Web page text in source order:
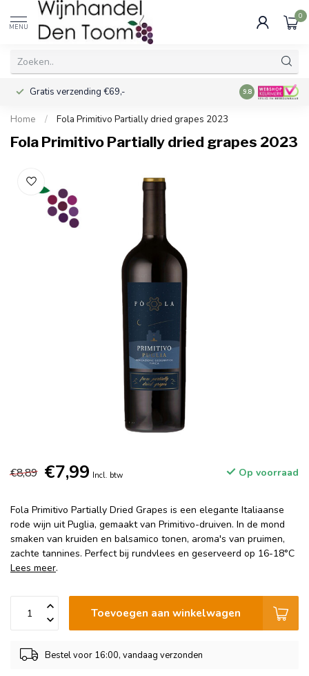
MENU
0
Gratis verzending €69,- Voor 16:00
9.8
Home / Fola Primitivo Partially dried grapes 2023
Fola Primitivo Partially dried grapes 2023
€8,89 €7,99 Incl. btw Op voorraad
Fola Primitivo Partially Dried Grapes is een elegante Italiaanse
rode wijn uit Puglia, gemaakt van Primitivo-druiven. In de mond
smaken van kruiden en balsamico tonen, aroma's van pruimen,
zachte tannines. Perfect bij rundvlees en geserveerd op 16-18°C
Lees meer.
Toevoegen aan winkelwagen
Bestel voor 16:00, vandaag verzonden